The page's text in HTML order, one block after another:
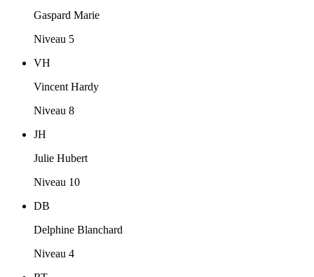
Gaspard Marie
Niveau 5
VH
Vincent Hardy
Niveau 8
JH
Julie Hubert
Niveau 10
DB
Delphine Blanchard
Niveau 4